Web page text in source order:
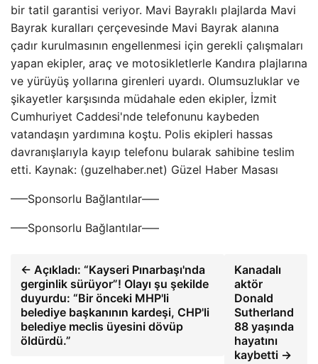
bir tatil garantisi veriyor. Mavi Bayraklı plajlarda Mavi
Bayrak kuralları çerçevesinde Mavi Bayrak alanına
çadır kurulmasının engellenmesi için gerekli çalışmaları
yapan ekipler, araç ve motosikletlerle Kandıra plajlarına
ve yürüyüş yollarına girenleri uyardı. Olumsuzluklar ve
şikayetler karşısında müdahale eden ekipler, İzmit
Cumhuriyet Caddesi'nde telefonunu kaybeden
vatandaşın yardımına koştu. Polis ekipleri hassas
davranışlarıyla kayıp telefonu bularak sahibine teslim
etti. Kaynak: (guzelhaber.net) Güzel Haber Masası
—–Sponsorlu Bağlantılar—–
—–Sponsorlu Bağlantılar—–
← Açıkladı: “Kayseri Pınarbaşı'nda
gerginlik sürüyor”! Olayı şu şekilde
duyurdu: “Bir önceki MHP'li
belediye başkanının kardeşi, CHP'li
belediye meclis üyesini dövüp
öldürdü.”
Kanadalı
aktör
Donald
Sutherland
88 yaşında
hayatını
kaybetti →